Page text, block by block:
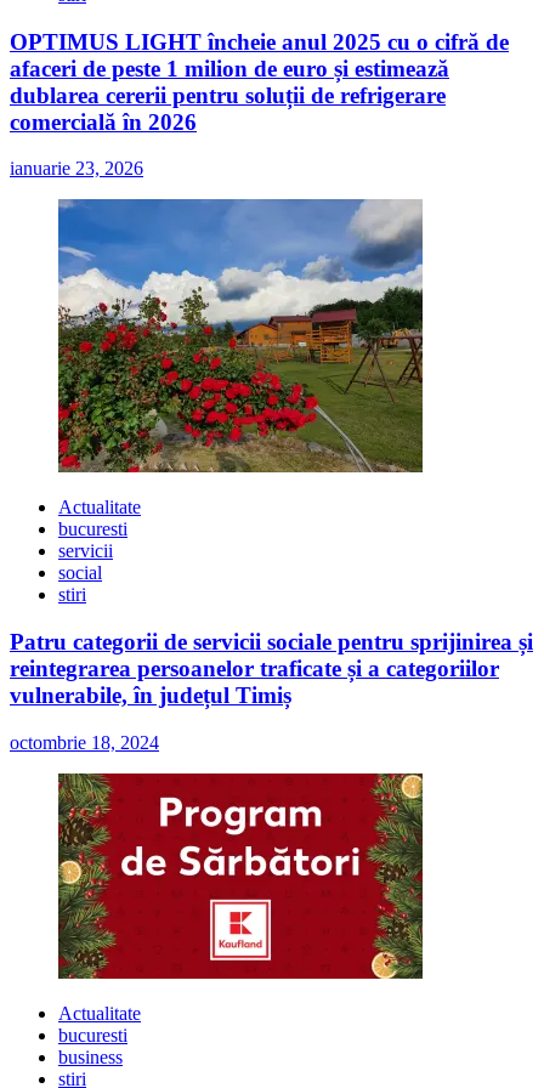
OPTIMUS LIGHT încheie anul 2025 cu o cifră de
afaceri de peste 1 milion de euro și estimează
dublarea cererii pentru soluții de refrigerare
comercială în 2026
ianuarie 23, 2026
Actualitate
bucuresti
servicii
social
stiri
Patru categorii de servicii sociale pentru sprijinirea și
reintegrarea persoanelor traficate și a categoriilor
vulnerabile, în județul Timiș
octombrie 18, 2024
Actualitate
bucuresti
business
stiri